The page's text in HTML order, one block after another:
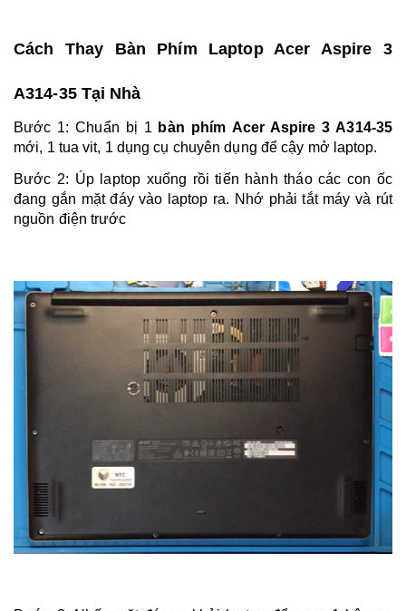
Cách Thay Bàn Phím Laptop Acer Aspire 3
A314-35 Tại Nhà
Bước 1: Chuẩn bị 1 bàn phím Acer Aspire 3 A314-35
mới, 1 tua vit, 1 dụng cụ chuyên dụng để cậy mở laptop.
Bước 2: Úp laptop xuống rồi tiến hành tháo các con ốc
đang gắn mặt đáy vào laptop ra. Nhớ phải tắt máy và rút
nguồn điện trước